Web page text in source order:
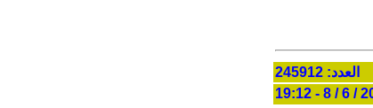
العدد: 245912
2011